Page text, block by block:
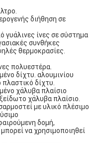
διήθηση σε
ίνες σε σύστημα
συνθήκες
θερμοκρασίες.
πολυεστέρα.
δίχτυ. αλουμινίου
δίχτυ.
χάλυβα πλαίσιο
χάλυβα πλαίσιο.
με υλικό πλέσιμο
δομή,
να χρησιμοποιηθεί